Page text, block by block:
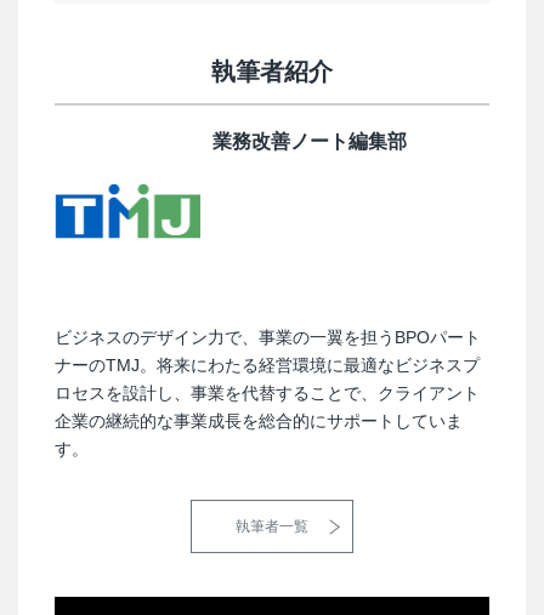
執筆者紹介
業務改善ノート編集部
ビジネスのデザイン力で、事業の一翼を担うBPOパート
ナーのTMJ。将来にわたる経営環境に最適なビジネスプ
ロセスを設計し、事業を代替することで、クライアント
企業の継続的な事業成長を総合的にサポートしていま
す。
執筆者一覧